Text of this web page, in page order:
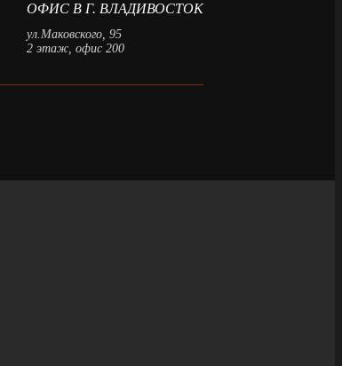
ОФИС В Г. ВЛАДИВОСТОК
ул.Маковского, 95
2 этаж, офис 200